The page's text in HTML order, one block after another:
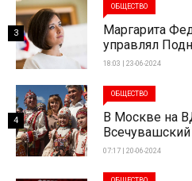
ОБЩЕСТВО
Маргарита
управлял
18:03 | 23-06-2024
3
ОБЩЕСТВО
В Москве на
Всечувашский
07:17 | 20-06-2024
4